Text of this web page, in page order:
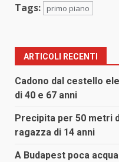
Tags: primo piano
ARTICOLI RECENTI
Cadono dal cestello
di 40 e 67 anni
Precipita per 50 metri
ragazza di 14 anni
A Budapest poca